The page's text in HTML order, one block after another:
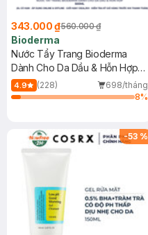
343.000 ₫560.000 ₫
Bioderma
Nước Tẩy Trang Bioderma
Dành Cho Da Dầu & Hỗn Hợp
500ml
4.9 (228)
698/tháng
8%
-53 %